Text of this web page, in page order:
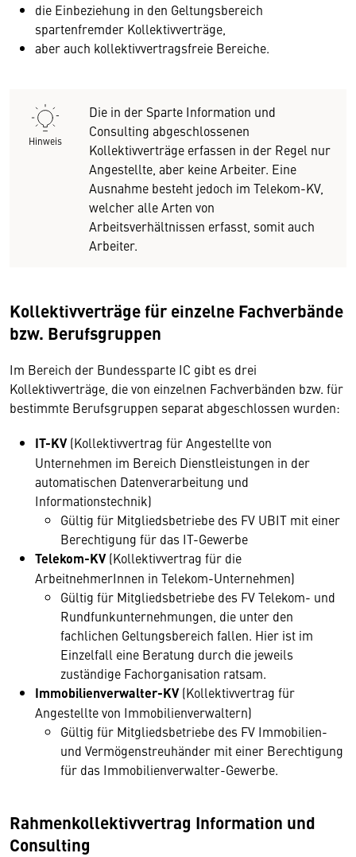
die Einbeziehung in den Geltungsbereich
spartenfremder Kollektivverträge,
aber auch kollektivvertragsfreie Bereiche.
Hinweis
Die in der Sparte Information und
Consulting abgeschlossenen
Kollektivverträge erfassen in der Regel nur
Angestellte, aber keine Arbeiter. Eine
Ausnahme besteht jedoch im Telekom-KV,
welcher alle Arten von
Arbeitsverhältnissen erfasst, somit auch
Arbeiter.
Kollektivverträge für einzelne Fachverbände
bzw. Berufsgruppen
Im Bereich der Bundessparte IC gibt es drei
Kollektivverträge, die von einzelnen Fachverbänden bzw. für
bestimmte Berufsgruppen separat abgeschlossen wurden:
IT-KV(Kollektivvertrag für Angestellte von
Unternehmen im Bereich Dienstleistungen in der
automatischen Datenverarbeitung und
Informationstechnik)
Gültig für Mitgliedsbetriebe des FV UBIT mit einer
Berechtigung für das IT-Gewerbe
Telekom-KV(Kollektivvertrag für die
ArbeitnehmerInnen in Telekom-Unternehmen)
Gültig für Mitgliedsbetriebe des FV Telekom- und
Rundfunkunternehmungen, die unter den
fachlichen Geltungsbereich fallen. Hier ist im
Einzelfall eine Beratung durch die jeweils
zuständige Fachorganisation ratsam.
Immobilienverwalter-KV(Kollektivvertrag für
Angestellte von Immobilienverwaltern)
Gültig für Mitgliedsbetriebe des FV Immobilien-
und Vermögenstreuhänder mit einer Berechtigung
für das Immobilienverwalter-Gewerbe.
Rahmenkollektivvertrag Information und
Consulting